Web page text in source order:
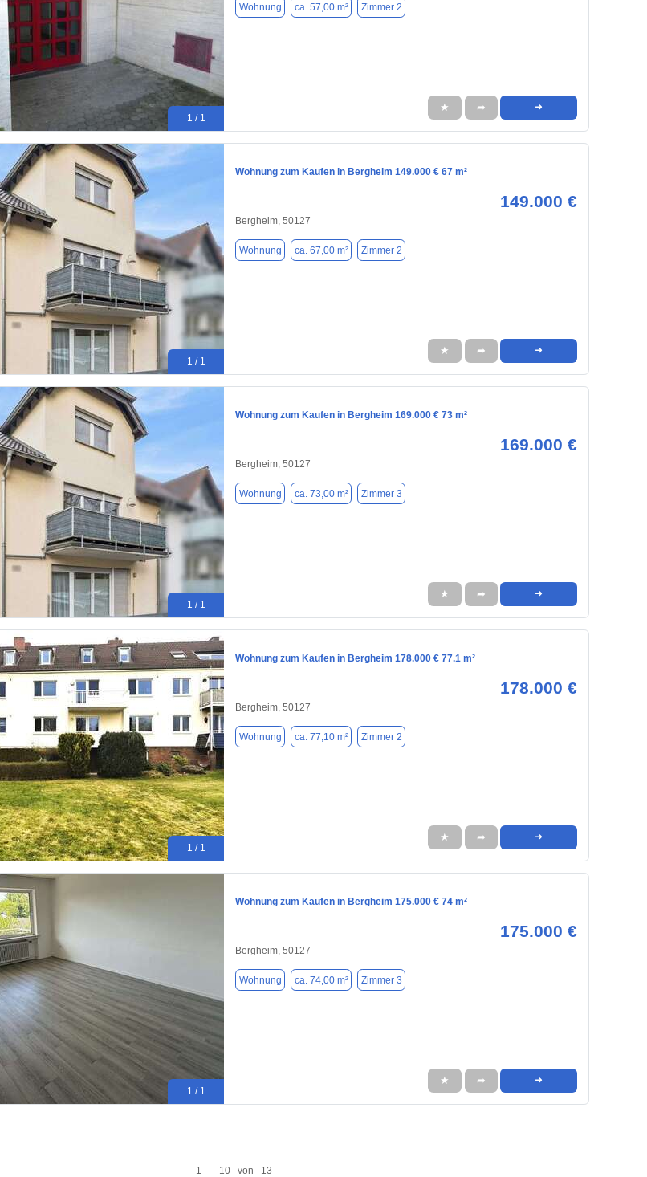
1 / 1
Wohnung ca. 57,00 m² Zimmer 2
★ ➦ ➜
1 / 1
Wohnung zum Kaufen in Bergheim 149.000 € 67 m²
149.000 €
Bergheim, 50127
Wohnung ca. 67,00 m² Zimmer 2
★ ➦ ➜
1 / 1
Wohnung zum Kaufen in Bergheim 169.000 € 73 m²
169.000 €
Bergheim, 50127
Wohnung ca. 73,00 m² Zimmer 3
★ ➦ ➜
1 / 1
Wohnung zum Kaufen in Bergheim 178.000 € 77.1 m²
178.000 €
Bergheim, 50127
Wohnung ca. 77,10 m² Zimmer 2
★ ➦ ➜
1 / 1
Wohnung zum Kaufen in Bergheim 175.000 € 74 m²
175.000 €
Bergheim, 50127
Wohnung ca. 74,00 m² Zimmer 3
★ ➦ ➜
1 - 10 von 13